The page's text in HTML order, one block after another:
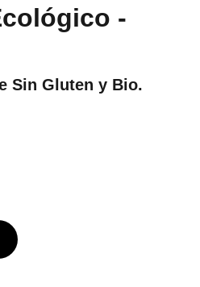
-
Sin Gluten y Bio.